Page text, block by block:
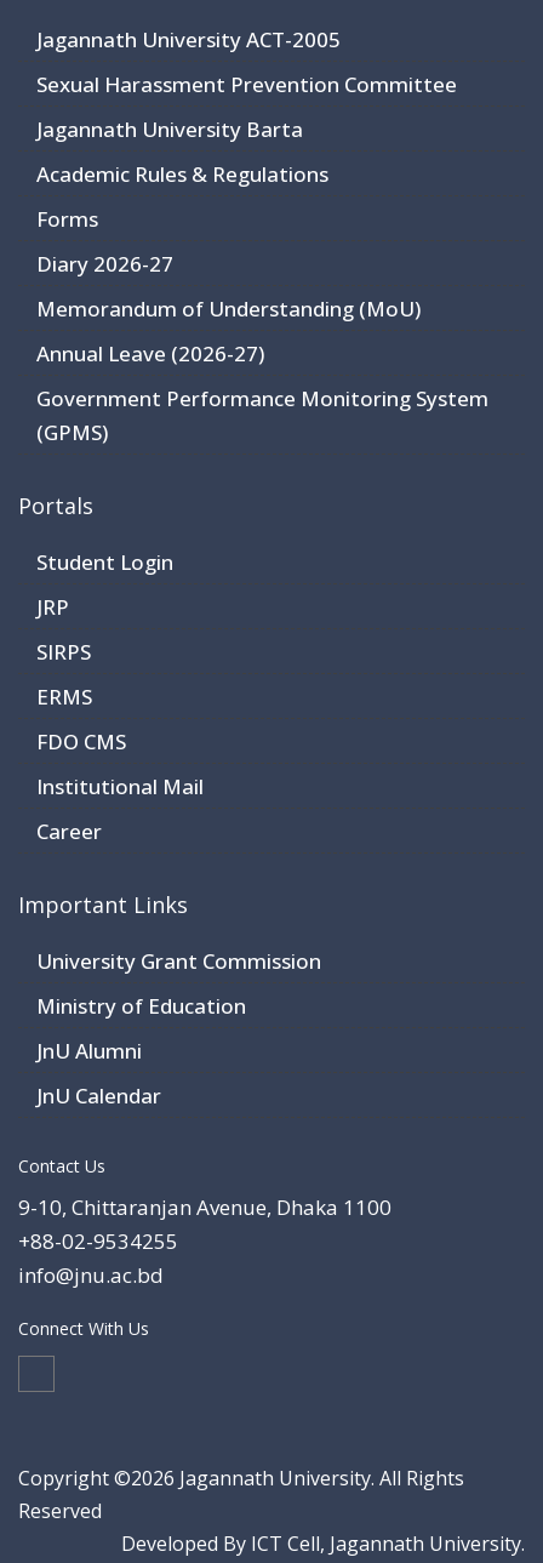
Jagannath University ACT-2005
Sexual Harassment Prevention Committee
Jagannath University Barta
Academic Rules & Regulations
Forms
Diary 2026-27
Memorandum of Understanding (MoU)
Annual Leave (2026-27)
Government Performance Monitoring System
(GPMS)
Portals
Student Login
JRP
SIRPS
ERMS
FDO CMS
Institutional Mail
Career
Important Links
University Grant Commission
Ministry of Education
JnU Alumni
JnU Calendar
Contact Us
9-10, Chittaranjan Avenue, Dhaka 1100
+88-02-9534255
info@jnu.ac.bd
Connect With Us
Copyright ©2026 Jagannath University. All Rights
Reserved
Developed By ICT Cell, Jagannath University.